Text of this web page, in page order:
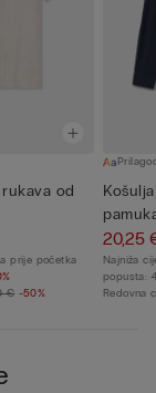
od
prije početka
€ -50%
20,25
Najniža
popusta:
Redovna